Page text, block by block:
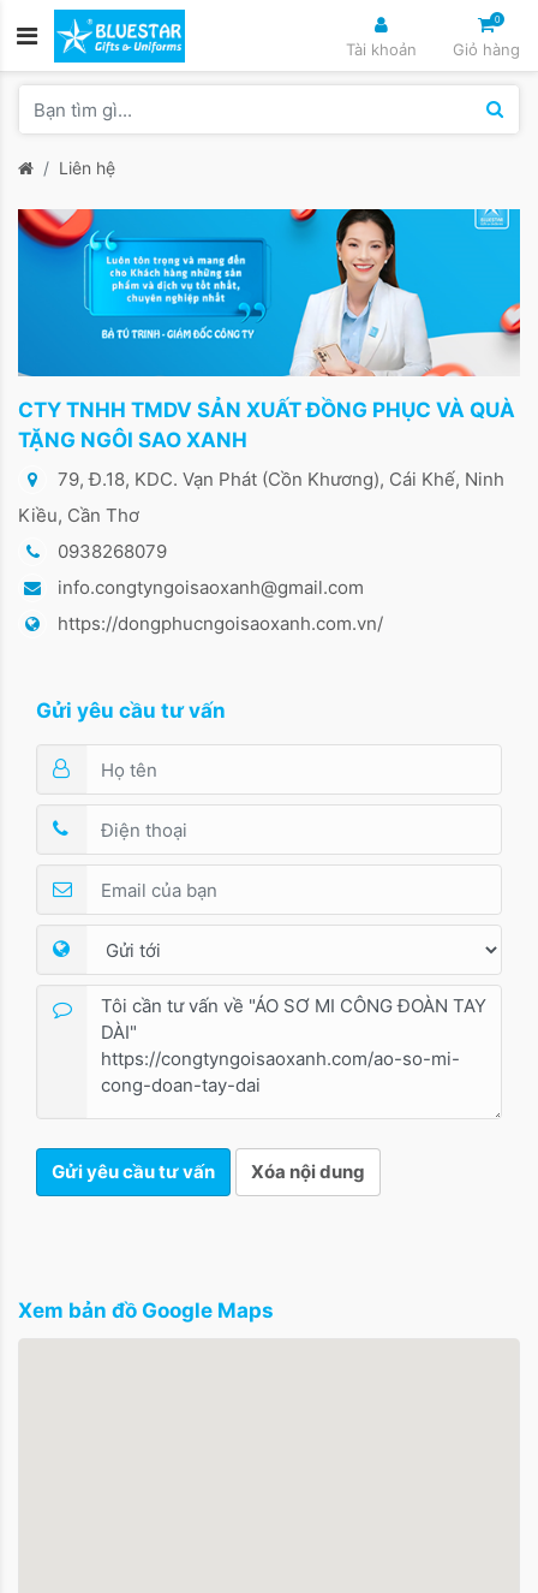
Tài khoản
0
Giỏ hàng
Liên hệ
CTY TNHH TMDV SẢN XUẤT ĐỒNG PHỤC VÀ QUÀ
TẶNG NGÔI SAO XANH
79, Đ.18, KDC. Vạn Phát (Cồn Khương), Cái Khế, Ninh
Kiều, Cần Thơ
0938268079
info.congtyngoisaoxanh@gmail.com
https://dongphucngoisaoxanh.com.vn/
Gửi yêu cầu tư vấn
Gửi yêu cầu tư vấn Xóa nội dung
Xem bản đồ Google Maps